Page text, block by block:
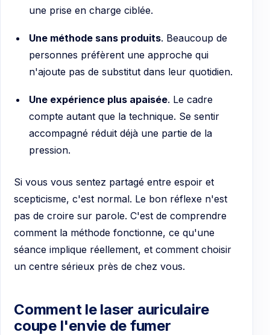
une prise en charge ciblée.
Une méthode sans produits. Beaucoup de
personnes préfèrent une approche qui
n'ajoute pas de substitut dans leur quotidien.
Une expérience plus apaisée. Le cadre
compte autant que la technique. Se sentir
accompagné réduit déjà une partie de la
pression.
Si vous vous sentez partagé entre espoir et
scepticisme, c'est normal. Le bon réflexe n'est
pas de croire sur parole. C'est de comprendre
comment la méthode fonctionne, ce qu'une
séance implique réellement, et comment choisir
un centre sérieux près de chez vous.
Comment le laser auriculaire
coupe l'envie de fumer